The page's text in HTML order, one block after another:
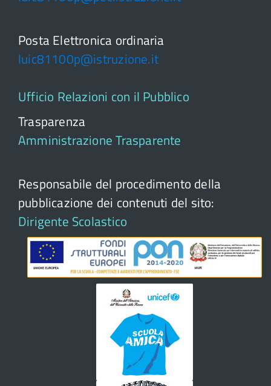
Posta Elettronica ordinaria
luic81100p@istruzione.it
Ufficio Relazioni con il Pubblico
Trasparenza
Amministrazione Trasparente
Responsabile del procedimento della
pubblicazione dei contenuti del sito:
Dirigente Scolastico